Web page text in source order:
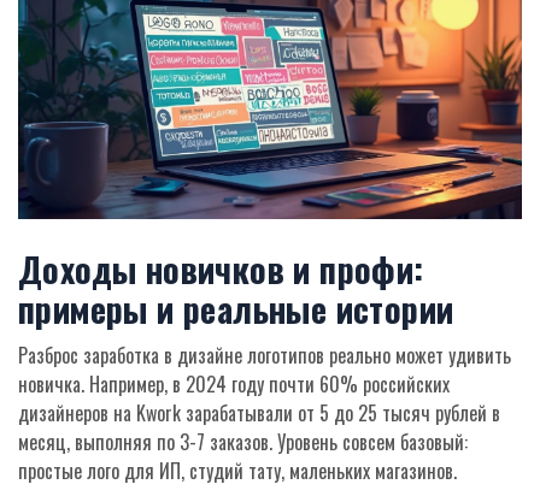
Доходы новичков и профи:
примеры и реальные истории
Разброс заработка в дизайне логотипов реально может удивить
новичка. Например, в 2024 году почти 60% российских
дизайнеров на Kwork зарабатывали от 5 до 25 тысяч рублей в
месяц, выполняя по 3-7 заказов. Уровень совсем базовый:
простые лого для ИП, студий тату, маленьких магазинов.